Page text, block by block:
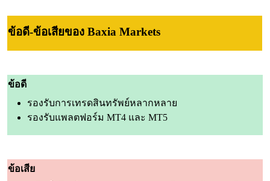
ข้อดี-ข้อเสียของ Baxia Markets
ข้อดี
รองรับการเทรดสินทรัพย์หลากหลาย
รองรับแพลตฟอร์ม MT4 และ MT5
ข้อเสีย